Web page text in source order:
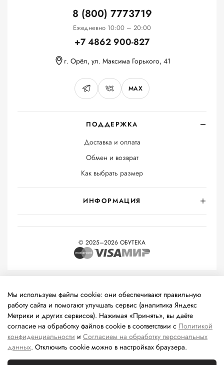
ПОДДЕРЖКА
Доставка и оплата
Обмен и возврат
Как выбрать размер
ИНФОРМАЦИЯ
8 (800) 7773719
Ежедневно 10:00 – 20:00
+7 4862 900-827
г. Орёл, ул. Максима Горького, 41
MAX
© 2025–2026 ОБУТЕКА
технологии
(информационные технологии предоставления
информации на основе сбора, систематизации и анализа
сведений, относящихся к предпочтениям пользователей сети
«Интернет», находящихся на территории Российской
Федерации).
Мы используем файлы cookie: они обеспечивают правильную
работу сайта и помогают улучшать сервис (аналитика Яндекс
Метрики и других сервисов). Нажимая «Принять», вы даёте
согласие на обработку файлов cookie в соответствии с Политикой
конфиденциальности и Согласием на обработку персональных
данных. Отключить cookie можно в настройках браузера.